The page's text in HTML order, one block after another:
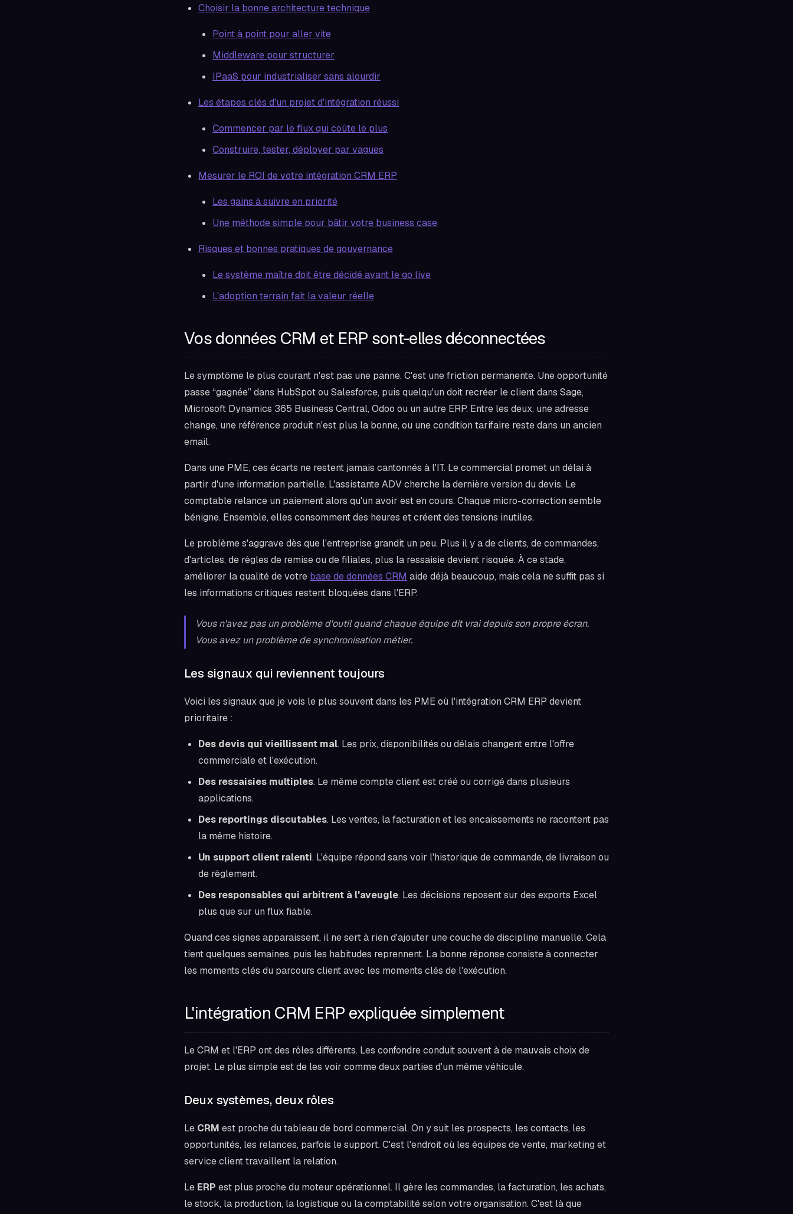
Choisir la bonne architecture technique
Point à point pour aller vite
Middleware pour structurer
IPaaS pour industrialiser sans alourdir
Les étapes clés d'un projet d'intégration réussi
Commencer par le flux qui coûte le plus
Construire, tester, déployer par vagues
Mesurer le ROI de votre intégration CRM ERP
Les gains à suivre en priorité
Une méthode simple pour bâtir votre business case
Risques et bonnes pratiques de gouvernance
Le système maître doit être décidé avant le go live
L'adoption terrain fait la valeur réelle
Vos données CRM et ERP sont-elles déconnectées
Le symptôme le plus courant n'est pas une panne. C'est une friction permanente. Une opportunité
passe “gagnée” dans HubSpot ou Salesforce, puis quelqu'un doit recréer le client dans Sage,
Microsoft Dynamics 365 Business Central, Odoo ou un autre ERP. Entre les deux, une adresse
change, une référence produit n'est plus la bonne, ou une condition tarifaire reste dans un ancien
email.
Dans une PME, ces écarts ne restent jamais cantonnés à l'IT. Le commercial promet un délai à
partir d'une information partielle. L'assistante ADV cherche la dernière version du devis. Le
comptable relance un paiement alors qu'un avoir est en cours. Chaque micro-correction semble
bénigne. Ensemble, elles consomment des heures et créent des tensions inutiles.
Le problème s'aggrave dès que l'entreprise grandit un peu. Plus il y a de clients, de commandes,
d'articles, de règles de remise ou de filiales, plus la ressaisie devient risquée. À ce stade,
améliorer la qualité de votre base de données CRM aide déjà beaucoup, mais cela ne suffit pas si
les informations critiques restent bloquées dans l'ERP.
Vous n'avez pas un problème d'outil quand chaque équipe dit vrai depuis son propre écran.
Vous avez un problème de synchronisation métier.
Les signaux qui reviennent toujours
Voici les signaux que je vois le plus souvent dans les PME où l'intégration CRM ERP devient
prioritaire :
Des devis qui vieillissent mal. Les prix, disponibilités ou délais changent entre l'offre
commerciale et l'exécution.
Des ressaisies multiples. Le même compte client est créé ou corrigé dans plusieurs
applications.
Des reportings discutables. Les ventes, la facturation et les encaissements ne racontent pas
la même histoire.
Un support client ralenti. L'équipe répond sans voir l'historique de commande, de livraison ou
de règlement.
Des responsables qui arbitrent à l'aveugle. Les décisions reposent sur des exports Excel
plus que sur un flux fiable.
Quand ces signes apparaissent, il ne sert à rien d'ajouter une couche de discipline manuelle. Cela
tient quelques semaines, puis les habitudes reprennent. La bonne réponse consiste à connecter
les moments clés du parcours client avec les moments clés de l'exécution.
L'intégration CRM ERP expliquée simplement
Le CRM et l'ERP ont des rôles différents. Les confondre conduit souvent à de mauvais choix de
projet. Le plus simple est de les voir comme deux parties d'un même véhicule.
Deux systèmes, deux rôles
Le CRM est proche du tableau de bord commercial. On y suit les prospects, les contacts, les
opportunités, les relances, parfois le support. C'est l'endroit où les équipes de vente, marketing et
service client travaillent la relation.
Le ERP est plus proche du moteur opérationnel. Il gère les commandes, la facturation, les achats,
le stock, la production, la logistique ou la comptabilité selon votre organisation. C'est là que